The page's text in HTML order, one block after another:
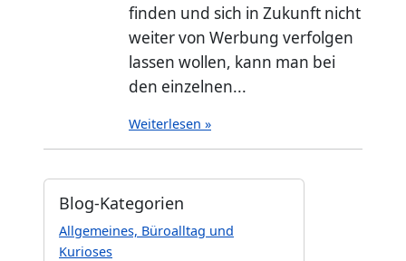
finden und sich in Zukunft nicht
weiter von Werbung verfolgen
lassen wollen, kann man bei
den einzelnen...
Weiterlesen »
Blog-Kategorien
Allgemeines, Büroalltag und
Kurioses